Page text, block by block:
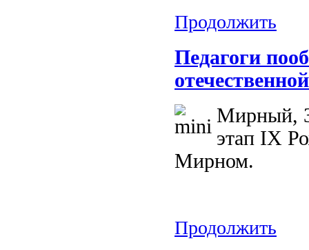
Продолжить
Педагоги
Мирный,
этап IX
Мирном.
Продолжить